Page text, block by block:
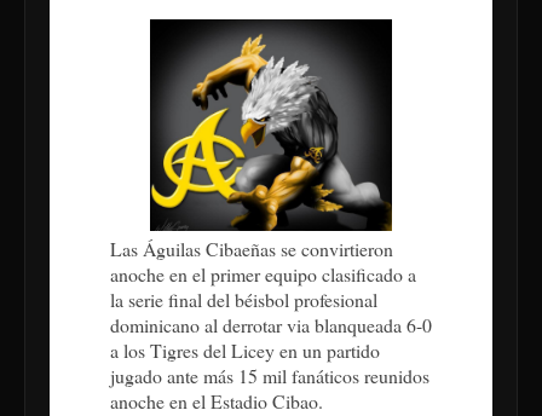
Las Águilas Cibaeñas se convirtieron
anoche en el primer equipo clasificado a
la serie final del béisbol profesional
dominicano al derrotar via blanqueada 6-0
a los Tigres del Licey en un partido
jugado ante más 15 mil fanáticos reunidos
anoche en el Estadio Cibao.